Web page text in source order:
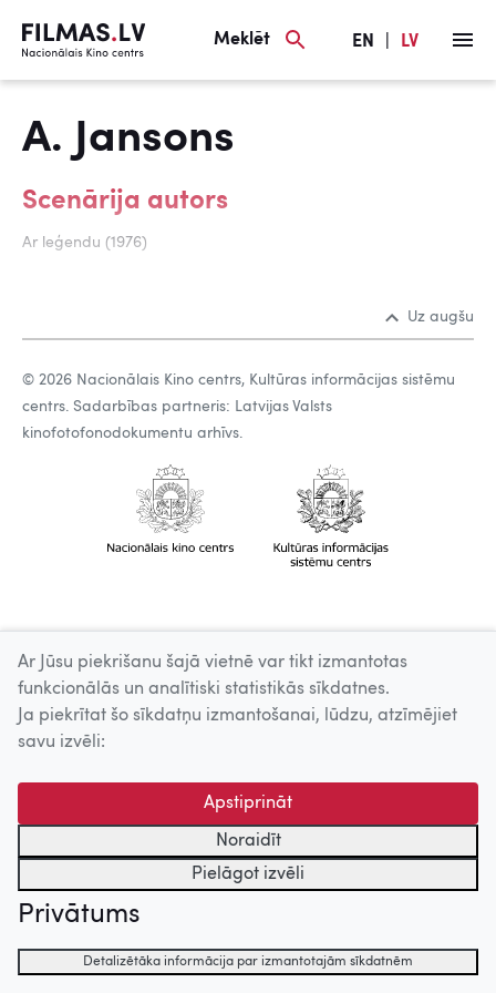
Meklēt EN LV
A. Jansons
Scenārija autors
Ar leģendu (1976)
Uz augšu
© 2026 Nacionālais Kino centrs, Kultūras informācijas sistēmu
centrs. Sadarbības partneris: Latvijas Valsts
kinofotofonodokumentu arhīvs.
Ar Jūsu piekrišanu šajā vietnē var tikt izmantotas
funkcionālās un analītiski statistikās sīkdatnes.
Ja piekrītat šo sīkdatņu izmantošanai, lūdzu, atzīmējiet
savu izvēli:
Apstiprināt
Noraidīt
Pielāgot izvēli
Privātums
Detalizētāka informācija par izmantotajām sīkdatnēm